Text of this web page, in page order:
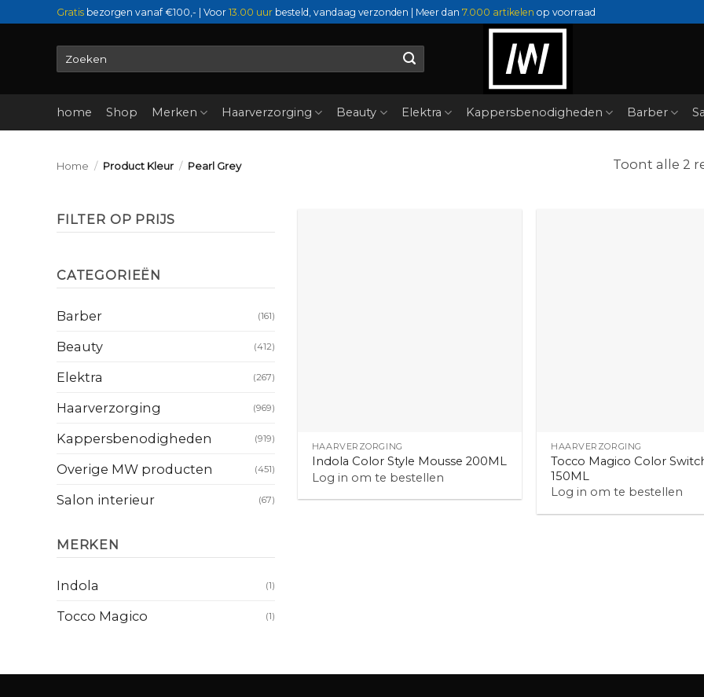
Gratis bezorgen vanaf €100,- | Voor 13.00 uur besteld, vandaag verzonden | Meer dan 7.000 artikelen op voorraad
Zoeken
home Shop Merken Haarverzorging Beauty Elektra Kappersbenodigheden Barber
Home / Product Kleur / Pearl Grey Toont alle 2
FILTER OP PRIJS
CATEGORIEËN
Barber (161)
Beauty (412)
Elektra (267)
Haarverzorging (969)
Kappersbenodigheden (919)
Overige MW producten (451)
Salon interieur (67)
MERKEN
Indola (1)
Tocco Magico (1)
HAARVERZORGING
Indola Color Style Mousse 200ML
Log in om te bestellen
HAARVERZORGING
Tocco Magico Color
150ML
Log in om te bestellen